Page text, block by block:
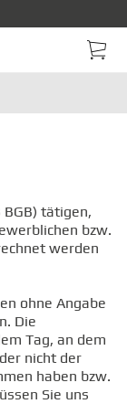
tätigen,
bzw.
werden
ohne Angabe
Die
Tag, an dem
nicht der
haben bzw.
Sie uns